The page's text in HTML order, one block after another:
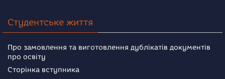
Студентське життя
Про замовлення та виготовлення дублікатів документів
про освіту
Сторінка вступника